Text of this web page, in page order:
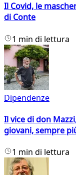
Il Covid, le
di Conte
1 min di lettura
Dipendenze
Il vice di don
giovani, sempre
1 min di lettura